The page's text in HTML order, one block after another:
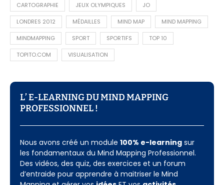
CARTOGRAPHIE JEUX OLYMPIQUES JO
LONDRES 2012 MÉDAILLES MIND MAP MIND MAPPING
MINDMAPPING SPORT SPORTIFS TOP 10
TOPITO.COM VISUALISATION
L’ E-LEARNING DU MIND MAPPING
PROFESSIONNEL !​
Nous avons créé un module 100% e-learning sur
les fondamentaux du Mind Mapping Professionnel.
Des vidéos, des quiz, des exercices et un forum
d’entraide pour apprendre à maitriser le Mind